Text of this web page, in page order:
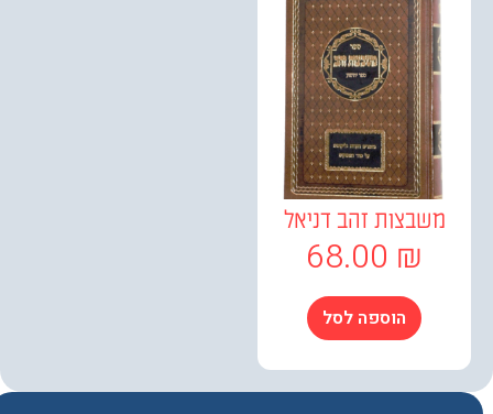
זהב דניאל
68.00
הוספה לסל